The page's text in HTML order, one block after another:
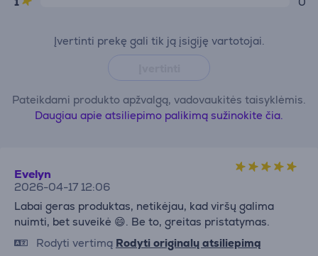
Įvertinti prekę gali tik ją įsigiję vartotojai.
Pateikdami produkto apžvalgą, vadovaukitės taisyklėmis.
Daugiau apie atsiliepimo palikimą sužinokite čia.
Evelyn
2026-04-17 12:06
Labai geras produktas, netikėjau, kad viršų galima
nuimti, bet suveikė 😄. Be to, greitas pristatymas.
Rodyti vertimą Rodyti originalų atsiliepimą